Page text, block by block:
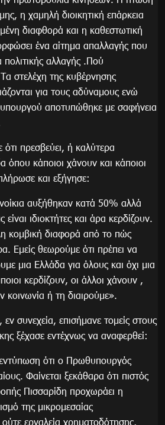
η χαμηλή διοικητική επάρκεια
διαφθορά και η καθεστωτική
ένα αίτημα απαλλαγής που
πολιτικής αλλαγής .Πού
στελέχη της κυβέρνησης
για τους αδύναμους ενώ
αποτυπώθηκε με σαφήνεια
πρεσβεύει, ή καλύτερα
όπου κάποιοι χάνουν και κάποιοι
και εξήγησε:
αυξήθηκαν κατά 50% αλλά
είναι ιδιοκτήτες και άρα κερδίζουν.
κομβική διαφορά από το πώς
Εμείς θεωρούμε ότι πρέπει να
μια Ελλάδα για όλους και όχι μια
κερδίζουν, οι άλλοι χάνουν ,
κοινωνία ή τη διαιρούμε».
συνεχεία, επισήμανε τομείς στους
ξέχασε εντέχνως να αναφερθεί:
ότι ο Πρωθυπουργός
Φαίνεται ξεκάθαρα ότι πιστός
Πισσαρίδη προχωράει η
της μικρομεσαίας
ούτε εργαλεία χρηματοδότησης,